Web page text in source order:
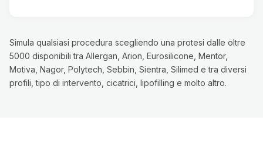
Simula qualsiasi procedura scegliendo una protesi dalle oltre
5000 disponibili tra Allergan, Arion, Eurosilicone, Mentor,
Motiva, Nagor, Polytech, Sebbin, Sientra, Silimed e tra diversi
profili, tipo di intervento, cicatrici, lipofilling e molto altro.